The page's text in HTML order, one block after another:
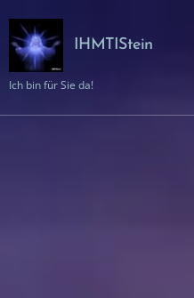
IHMTIStein
Ich bin für Sie da!